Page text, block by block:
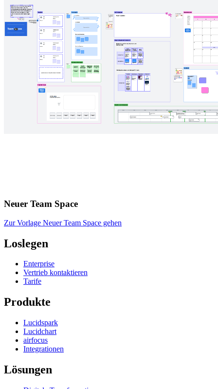
Neuer Team Space
Zur Vorlage Neuer Team Space gehen
Loslegen
Enterprise
Vertrieb kontaktieren
Tarife
Produkte
Lucidspark
Lucidchart
airfocus
Integrationen
Lösungen